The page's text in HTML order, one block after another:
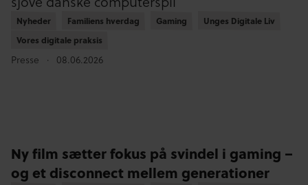
Nyheder
Nyheder Familiens hverdag
Familiens hverdag Gaming
Gaming Unges Digitale Liv
Unges Digitale Liv
Vores digitale praksis
Vores digitale praksis
Presse 08.06.2026
Ny film sætter fokus på svindel i gaming –
og et disconnect mellem generationer